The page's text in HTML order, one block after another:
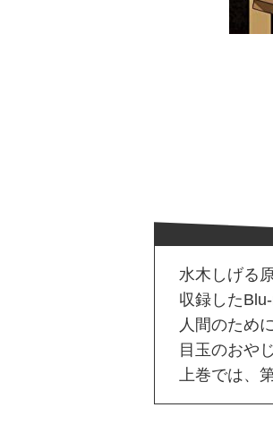
水木しげる
収録した
人間のため
目玉のおや
上巻では、